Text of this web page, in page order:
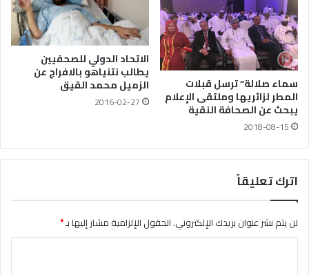
سماء صلالة” ترسل قبلات
المطر لزائريها وملتقى الإعلام
يبحث عن الصحافة النقية
2018-08-15
الاتحاد الدولي للصحفيين
يطالب نتنياهو بالافراج عن
الزميل محمد القيق
2016-02-27
اترك تعليقاً
لن يتم نشر عنوان بريدك الإلكتروني.الحقول الإلزامية مشار إليها بـ*